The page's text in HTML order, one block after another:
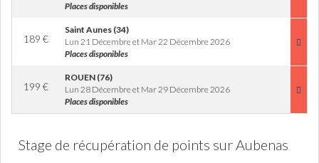
Places disponibles
189 €
Saint Aunes (34)
Lun 21 Décembre et Mar 22 Décembre 2026
Places disponibles
199 €
ROUEN (76)
Lun 28 Décembre et Mar 29 Décembre 2026
Places disponibles
Stage de récupération de points sur Aubenas